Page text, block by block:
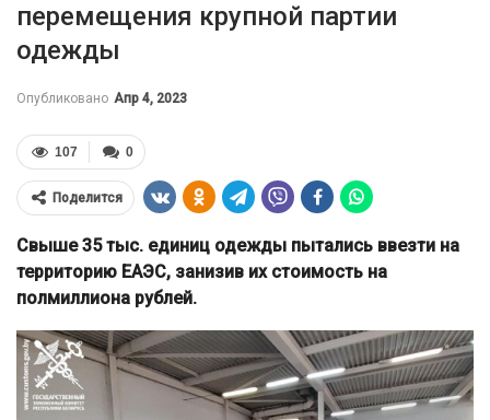
перемещения крупной партии
одежды
Опубликовано Апр 4, 2023
0
107
Поделится
Свыше 35 тыс. единиц одежды пытались ввезти на
территорию ЕАЭС, занизив их стоимость на
полмиллиона рублей.